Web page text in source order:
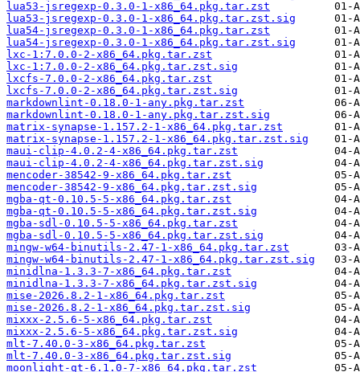
lua53-jsregexp-0.3.0-1-x86_64.pkg.tar.zst
lua53-jsregexp-0.3.0-1-x86_64.pkg.tar.zst.sig
lua54-jsregexp-0.3.0-1-x86_64.pkg.tar.zst
lua54-jsregexp-0.3.0-1-x86_64.pkg.tar.zst.sig
lxc-1:7.0.0-2-x86_64.pkg.tar.zst
lxc-1:7.0.0-2-x86_64.pkg.tar.zst.sig
lxcfs-7.0.0-2-x86_64.pkg.tar.zst
lxcfs-7.0.0-2-x86_64.pkg.tar.zst.sig
markdownlint-0.18.0-1-any.pkg.tar.zst
markdownlint-0.18.0-1-any.pkg.tar.zst.sig
matrix-synapse-1.157.2-1-x86_64.pkg.tar.zst
matrix-synapse-1.157.2-1-x86_64.pkg.tar.zst.sig
maui-clip-4.0.2-4-x86_64.pkg.tar.zst
maui-clip-4.0.2-4-x86_64.pkg.tar.zst.sig
mencoder-38542-9-x86_64.pkg.tar.zst
mencoder-38542-9-x86_64.pkg.tar.zst.sig
mgba-qt-0.10.5-5-x86_64.pkg.tar.zst
mgba-qt-0.10.5-5-x86_64.pkg.tar.zst.sig
mgba-sdl-0.10.5-5-x86_64.pkg.tar.zst
mgba-sdl-0.10.5-5-x86_64.pkg.tar.zst.sig
mingw-w64-binutils-2.47-1-x86_64.pkg.tar.zst
mingw-w64-binutils-2.47-1-x86_64.pkg.tar.zst.sig
minidlna-1.3.3-7-x86_64.pkg.tar.zst
minidlna-1.3.3-7-x86_64.pkg.tar.zst.sig
mise-2026.8.2-1-x86_64.pkg.tar.zst
mise-2026.8.2-1-x86_64.pkg.tar.zst.sig
mixxx-2.5.6-5-x86_64.pkg.tar.zst
mixxx-2.5.6-5-x86_64.pkg.tar.zst.sig
mlt-7.40.0-3-x86_64.pkg.tar.zst
mlt-7.40.0-3-x86_64.pkg.tar.zst.sig
moonlight-qt-6.1.0-7-x86_64.pkg.tar.zst